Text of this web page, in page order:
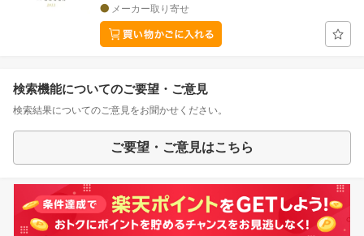
メーカー取り寄せ
検索機能についてのご要望・ご意見
検索結果についてのご意見をお聞かせください。
ご要望・ご意見はこちら